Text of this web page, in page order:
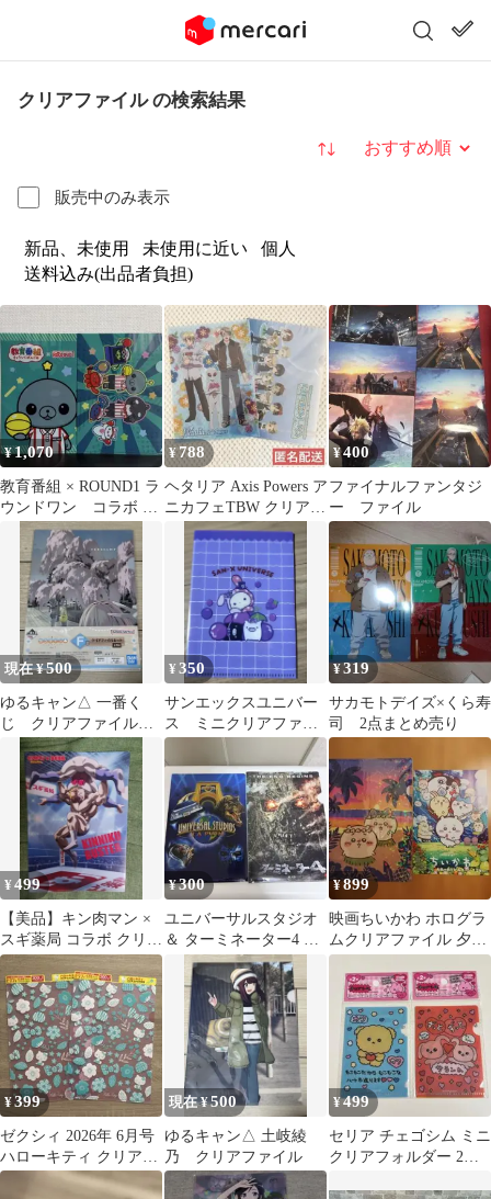
クリアファイル の検索結果
販売中のみ表示
並び替え
新品、未使用 未使用に近い
個人
送料込み(出品者負担)
¥1,070
教育番組 × ROUND1 ラ
ウンドワン コラボ ク
リアファイル 2種セッ
¥788
ヘタリア Axis Powers ア
ニカフェTBW クリアフ
ァイルまとめ売り
¥400
ファイナルファンタジ
ー ファイル
現在 ¥500
ゆるキャン△ 一番く
じ クリアファイル
セット
¥350
サンエックスユニバー
ス ミニクリアファイ
ル センチメンタルサ
ーカス&モノクロブー
¥319
サカモトデイズ×くら寿
司 2点まとめ売り
¥499
【美品】キン肉マン ×
スギ薬局 コラボ クリア
ファイル
¥300
ユニバーサルスタジオ
＆ ターミネーター4 A4
クリアファイルセット
¥899
映画ちいかわ ホログラ
ムクリアファイル 夕暮
れ &チラシ
¥399
ゼクシィ 2026年 6月号
ハローキティ クリアフ
ァイル 2枚
現在 ¥500
ゆるキャン△ 土岐綾
乃 クリアファイル
¥499
セリア チェゴシム ミニ
クリアフォルダー 2種